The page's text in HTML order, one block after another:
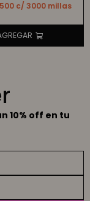
c/ 3000 millas
10% off en tu